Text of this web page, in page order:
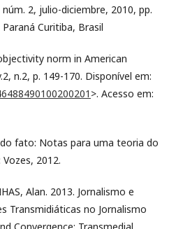
2, julio-diciembre, 2010, pp.
Curitiba, Brasil
norm in American
n.2, p. 149-170. Disponível em:
>. Acesso em:
do fato: Notas para uma teoria do
2012.
Alan. 2013. Jornalismo e
Transmidiáticas no Jornalismo